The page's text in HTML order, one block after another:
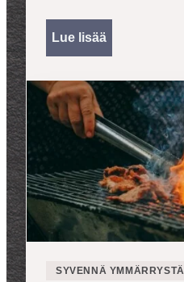
Lue lisää
SYVENNÄ YMMÄRRYSTÄ